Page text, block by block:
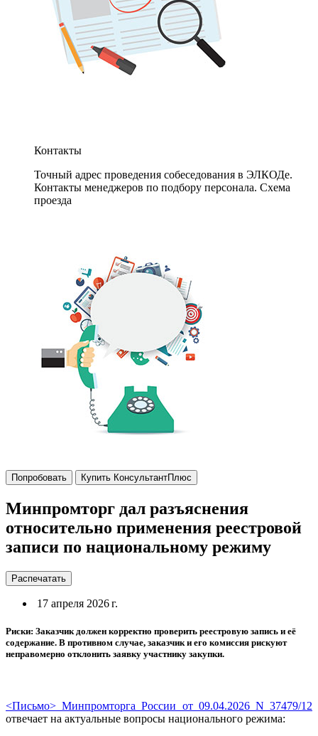
Контакты
Точный адрес проведения собеседования в ЭЛКОДе.
Контакты менеджеров по подбору персонала. Схема
проезда
Попробовать Купить КонсультантПлюс
Минпромторг дал разъяснения
относительно применения реестровой
записи по национальному режиму
Распечатать
17 апреля 2026 г.
Риски: Заказчик должен корректно проверить реестровую запись и её
содержание. В противном случае, заказчик и его комиссия рискуют
неправомерно отклонить заявку участнику закупки.
<Письмо> Минпромторга России от 09.04.2026 N 37479/12
отвечает на актуальные вопросы национального режима: